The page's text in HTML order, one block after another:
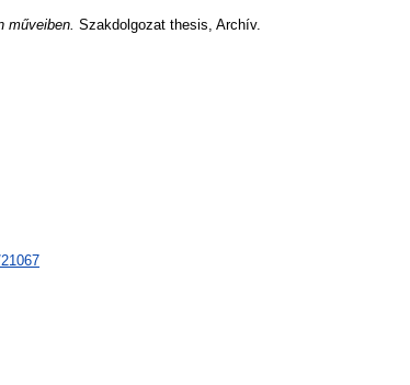
műveiben. Szakdolgozat thesis, Archív.